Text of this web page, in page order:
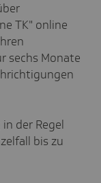
TK" online
sechs Monate
der Regel
bis zu